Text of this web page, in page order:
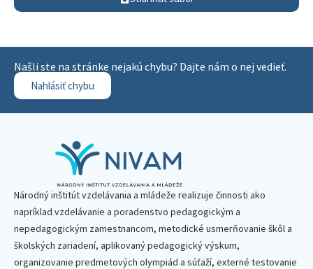
Našli ste na stránke nejakú chybu? Dajte nám o nej vedieť.
Nahlásiť chybu
Národný inštitút vzdelávania a mládeže realizuje činnosti ako
napríklad vzdelávanie a poradenstvo pedagogickým a
nepedagogickým zamestnancom, metodické usmerňovanie škôl a
školských zariadení, aplikovaný pedagogický výskum,
organizovanie predmetových olympiád a súťaží, externé testovanie